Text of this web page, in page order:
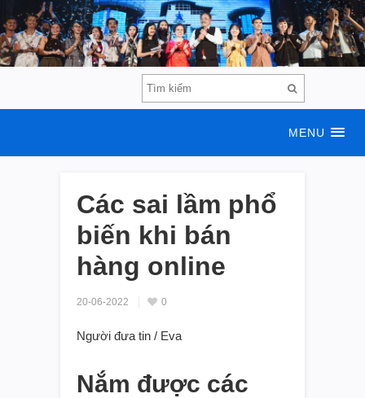
MENU
Các sai lầm phổ
biến khi bán
hàng online
20-06-2022 0
Người đưa tin / Eva
Nắm được các